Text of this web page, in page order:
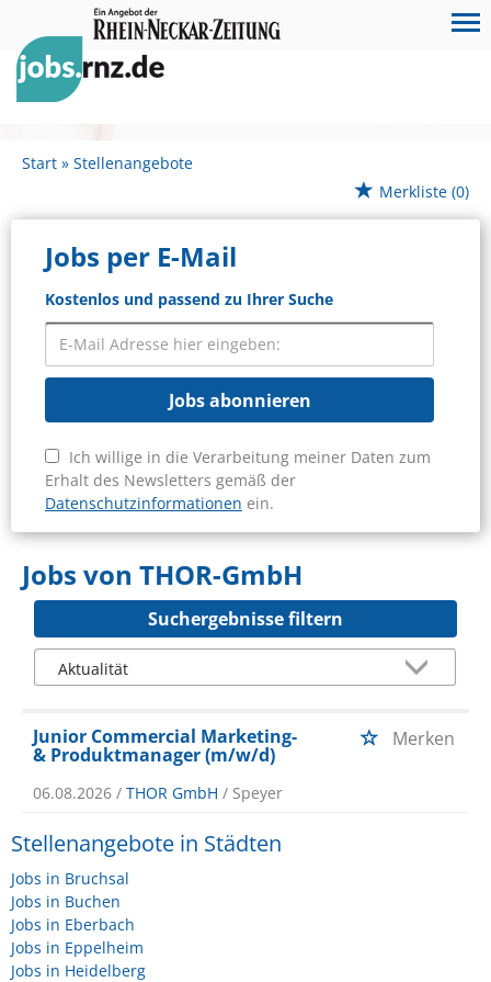
Start
Stellenangebote
Merkliste (0)
Jobs per E-Mail
Kostenlos und passend zu Ihrer Suche
Jobs abonnieren
Ich willige in die Verarbeitung meiner Daten zum
Erhalt des Newsletters gemäß der
Datenschutzinformationen ein.
Jobs von THOR-GmbH
Suchergebnisse filtern
Junior Commercial Marketing-
& Produktmanager (m/w/d)
Merken
06.08.2026 / THOR GmbH / Speyer
Stellenangebote in Städten
Jobs in Bruchsal
Jobs in Buchen
Jobs in Eberbach
Jobs in Eppelheim
Jobs in Heidelberg